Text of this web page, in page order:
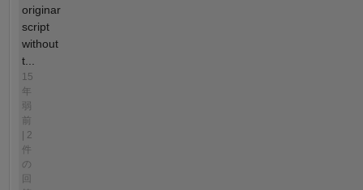
originar
script
without
t...
15
年
弱
前
| 2
件
の
回